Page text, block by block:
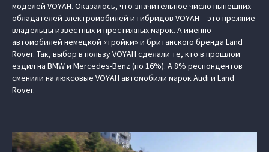
моделей VOYAH. Оказалось, что значительное число нынешних
обладателей электромобилей и гибридов VOYAH – это прежние
владельцы известных и престижных марок. А именно
автомобилей немецкой «тройки» и британского бренда Land
Rover. Так, выбор в пользу VOYAH сделали те, кто в прошлом
ездил на BMW и Mercedes-Benz (по 16%). А 8% респондентов
сменили на люксовые VOYAH автомобили марок Audi и Land
Rover.